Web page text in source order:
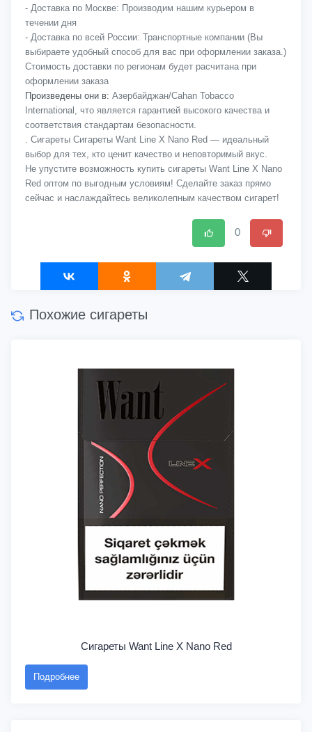
- Доставка по Москве: Производим нашим курьером в
течении дня
- Доставка по всей России: Транспортные компании (Вы
выбираете удобный способ для вас при оформлении заказа.)
Стоимость доставки по регионам будет расчитана при
оформлении заказа
Произведены они в: Азербайджан/Cahan Tobacco
International, что является гарантией высокого качества и
соответствия стандартам безопасности.
. Сигареты Сигареты Want Line X Nano Red — идеальный
выбор для тех, кто ценит качество и неповторимый вкус.
Не упустите возможность купить сигареты Want Line X Nano
Red оптом по выгодным условиям! Сделайте заказ прямо
сейчас и наслаждайтесь великолепным качеством сигарет!
0
Похожие сигареты
Сигареты Want Line X Nano Red
Подробнее